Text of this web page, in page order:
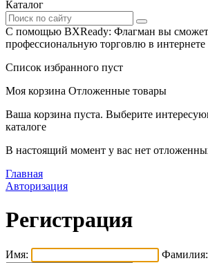
Каталог
С помощью BXReady: Флагман вы
профессиональную торговлю в интернете
Список избранного пуст
Моя корзина Отложенные товары
Ваша корзина пуста. Выберите
каталоге
В настоящий момент у вас нет
Главная
Авторизация
Регистрация
Имя:
Фамилия: